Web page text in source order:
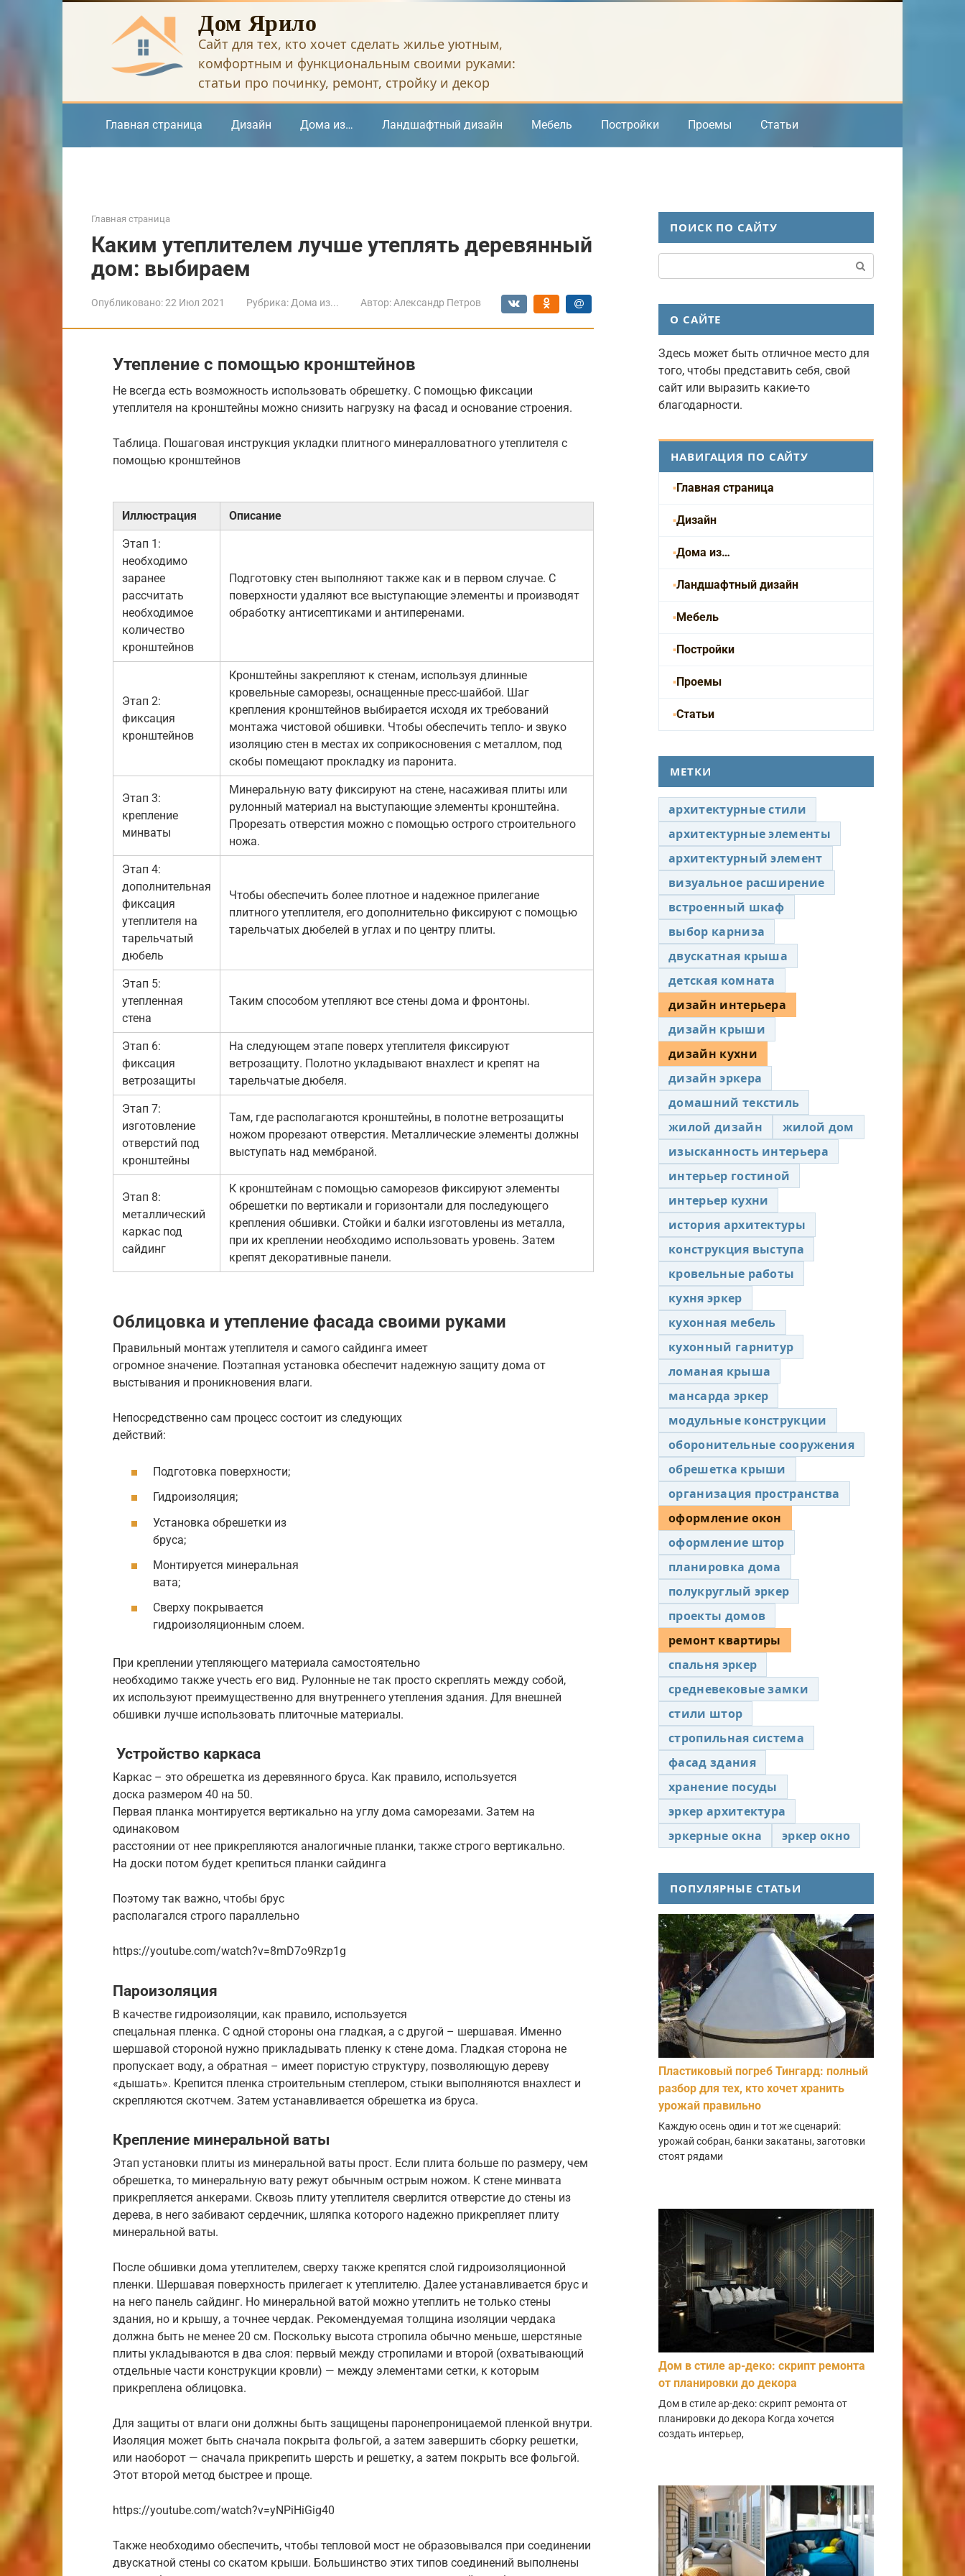
Дом Ярило
Сайт для тех, кто хочет сделать жилье уютным,
комфортным и функциональным своими руками:
статьи про починку, ремонт, стройку и декор
Главная страница Дизайн Дома из… Ландшафтный дизайн Мебель Постройки Проемы Статьи
Главная страница
Каким утеплителем лучше утеплять деревянный
дом: выбираем
Опубликовано:22 Июл 2021 Рубрика: Дома из... Автор: Александр Петров
Утепление с помощью кронштейнов
Не всегда есть возможность использовать обрешетку. С помощью фиксации
утеплителя на кронштейны можно снизить нагрузку на фасад и основание строения.
Таблица. Пошаговая инструкция укладки плитного минералловатного утеплителя с
помощью кронштейнов
Иллюстрация Описание
Этап 1:
необходимо
заранее
рассчитать
необходимое
количество
кронштейнов
Подготовку стен выполняют также как и в первом случае. С
поверхности удаляют все выступающие элементы и производят
обработку антисептиками и антиперенами.
Этап 2:
фиксация
кронштейнов
Кронштейны закрепляют к стенам, используя длинные
кровельные саморезы, оснащенные пресс-шайбой. Шаг
крепления кронштейнов выбирается исходя их требований
монтажа чистовой обшивки. Чтобы обеспечить тепло- и звуко
изоляцию стен в местах их соприкосновения с металлом, под
скобы помещают прокладку из паронита.
Этап 3:
крепление
минваты
Минеральную вату фиксируют на стене, насаживая плиты или
рулонный материал на выступающие элементы кронштейна.
Прорезать отверстия можно с помощью острого строительного
ножа.
Этап 4:
дополнительная
фиксация
утеплителя на
тарельчатый
дюбель
Чтобы обеспечить более плотное и надежное прилегание
плитного утеплителя, его дополнительно фиксируют с помощью
тарельчатых дюбелей в углах и по центру плиты.
Этап 5:
утепленная
стена
Таким способом утепляют все стены дома и фронтоны.
Этап 6:
фиксация
ветрозащиты
На следующем этапе поверх утеплителя фиксируют
ветрозащиту. Полотно укладывают внахлест и крепят на
тарельчатые дюбеля.
Этап 7:
изготовление
отверстий под
кронштейны
Там, где располагаются кронштейны, в полотне ветрозащиты
ножом прорезают отверстия. Металлические элементы должны
выступать над мембраной.
Этап 8:
металлический
каркас под
сайдинг
К кронштейнам с помощью саморезов фиксируют элементы
обрешетки по вертикали и горизонтали для последующего
крепления обшивки. Стойки и балки изготовлены из металла,
при их креплении необходимо использовать уровень. Затем
крепят декоративные панели.
Облицовка и утепление фасада своими руками
Правильный монтаж утеплителя и самого сайдинга имеет
огромное значение. Поэтапная установка обеспечит надежную защиту дома от
выстывания и проникновения влаги.
Непосредственно сам процесс состоит из следующих
действий:
Подготовка поверхности;
Гидроизоляция;
Установка обрешетки из
бруса;
Монтируется минеральная
вата;
Сверху покрывается
гидроизоляционным слоем.
При креплении утепляющего материала самостоятельно
необходимо также учесть его вид. Рулонные не так просто скреплять между собой,
их используют преимущественно для внутреннего утепления здания. Для внешней
обшивки лучше использовать плиточные материалы.
Устройство каркаса
Каркас – это обрешетка из деревянного бруса. Как правило, используется
доска размером 40 на 50.
Первая планка монтируется вертикально на углу дома саморезами. Затем на
одинаковом
расстоянии от нее прикрепляются аналогичные планки, также строго вертикально.
На доски потом будет крепиться планки сайдинга
Поэтому так важно, чтобы брус
располагался строго параллельно
https://youtube.com/watch?v=8mD7o9Rzp1g
Пароизоляция
В качестве гидроизоляции, как правило, используется
спецальная пленка. С одной стороны она гладкая, а с другой – шершавая. Именно
шершавой стороной нужно прикладывать пленку к стене дома. Гладкая сторона не
пропускает воду, а обратная – имеет пористую структуру, позволяющую дереву
«дышать». Крепится пленка строительным степлером, стыки выполняются внахлест и
скрепляются скотчем. Затем устанавливается обрешетка из бруса.
Крепление минеральной ваты
Этап установки плиты из минеральной ваты прост. Если плита больше по размеру, чем
обрешетка, то минеральную вату режут обычным острым ножом. К стене минвата
прикрепляется анкерами. Сквозь плиту утеплителя сверлится отверстие до стены из
дерева, в него забивают сердечник, шляпка которого надежно прикрепляет плиту
минеральной ваты.
После обшивки дома утеплителем, сверху также крепятся слой гидроизоляционной
пленки. Шершавая поверхность прилегает к утеплителю. Далее устанавливается брус и
на него панель сайдинг. Но минеральной ватой можно утеплить не только стены
здания, но и крышу, а точнее чердак. Рекомендуемая толщина изоляции чердака
должна быть не менее 20 см. Поскольку высота стропила обычно меньше, шерстяные
плиты укладываются в два слоя: первый между стропилами и второй (охватывающий
отдельные части конструкции кровли) — между элементами сетки, к которым
прикреплена облицовка.
Для защиты от влаги они должны быть защищены паронепроницаемой пленкой внутри.
Изоляция может быть сначала покрыта фольгой, а затем завершить сборку решетки,
или наоборот — сначала прикрепить шерсть и решетку, а затем покрыть все фольгой.
Этот второй метод быстрее и проще.
https://youtube.com/watch?v=yNPiHiGig40
Также необходимо обеспечить, чтобы тепловой мост не образовывался при соединении
двускатной стены со скатом крыши. Большинство этих типов соединений выполнены
ПОИСК ПО САЙТУ
О САЙТЕ
Здесь может быть отличное место для
того, чтобы представить себя, свой
сайт или выразить какие-то
благодарности.
НАВИГАЦИЯ ПО САЙТУ
Главная страница
Дизайн
Дома из…
Ландшафтный дизайн
Мебель
Постройки
Проемы
Статьи
МЕТКИ
архитектурные стили
архитектурные элементы
архитектурный элемент
визуальное расширение
встроенный шкаф
выбор карниза
двускатная крыша
детская комната
дизайн интерьера
дизайн крыши
дизайн кухни
дизайн эркера
домашний текстиль
жилой дизайн
жилой дом
изысканность интерьера
интерьер гостиной
интерьер кухни
история архитектуры
конструкция выступа
кровельные работы
кухня эркер
кухонная мебель
кухонный гарнитур
ломаная крыша
мансарда эркер
модульные конструкции
оборонительные сооружения
обрешетка крыши
организация пространства
оформление окон
оформление штор
планировка дома
полукруглый эркер
проекты домов
ремонт квартиры
спальня эркер
средневековые замки
стили штор
стропильная система
фасад здания
хранение посуды
эркер архитектура
эркерные окна
эркер окно
ПОПУЛЯРНЫЕ СТАТЬИ
Пластиковый погреб Тингард: полный
разбор для тех, кто хочет хранить
урожай правильно
Каждую осень один и тот же сценарий:
урожай собран, банки закатаны, заготовки
стоят рядами
Дом в стиле ар-деко: скрипт ремонта
от планировки до декора
Дом в стиле ар-деко: скрипт ремонта от
планировки до декора Когда хочется
создать интерьер,